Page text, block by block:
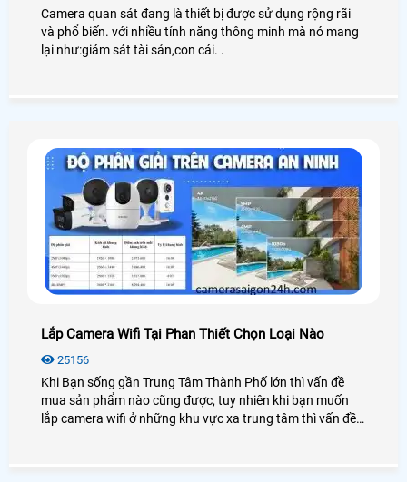
Camera quan sát đang là thiết bị được sử dụng rộng rãi
và phổ biến. với nhiều tính năng thông minh mà nó mang
lại như:giám sát tài sản,con cái. .
Lắp Camera Wifi Tại Phan Thiết Chọn Loại Nào
25156
Khi Bạn sống gần Trung Tâm Thành Phố lớn thì vấn đề
mua sản phẩm nào cũng được, tuy nhiên khi bạn muốn
lắp camera wifi ở những khu vực xa trung tâm thì vấn đề